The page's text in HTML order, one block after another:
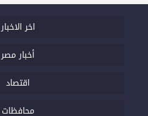
اخر الاخبار
أخبار مصر
اقتصاد
محافظات